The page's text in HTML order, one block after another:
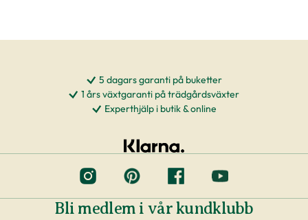
Skadeinsekter
Vi arbetar tätt ihop med våra odlare och
våra växter. Det blir allt vanligare att odlare
rovkvalster) för att hålla borta skadedjur istället
för att bespruta växter med kemikalier, även
5 dagars garanti på buketter
1 års växtgaranti på trädgårdsväxter
Experthjälp i butik & online
Bli medlem i vår kundklubb